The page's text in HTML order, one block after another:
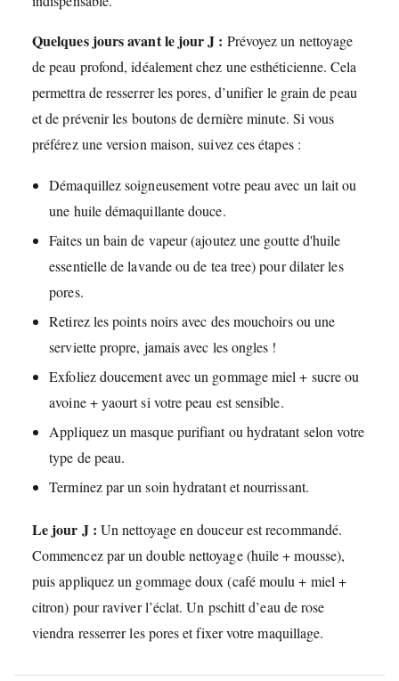
Quelques jours avant le jour J : Prévoyez un nettoyage
de peau profond, idéalement chez une esthéticienne. Cela
permettra de resserrer les pores, d’unifier le grain de peau
et de prévenir les boutons de dernière minute. Si vous
préférez une version maison, suivez ces étapes :
Démaquillez soigneusement votre peau avec un lait ou
une huile démaquillante douce.
Faites un bain de vapeur (ajoutez une goutte d'huile
essentielle de lavande ou de tea tree) pour dilater les
pores.
Retirez les points noirs avec des mouchoirs ou une
serviette propre, jamais avec les ongles !
Exfoliez doucement avec un gommage miel + sucre ou
avoine + yaourt si votre peau est sensible.
Appliquez un masque purifiant ou hydratant selon votre
type de peau.
Terminez par un soin hydratant et nourrissant.
Le jour J : Un nettoyage en douceur est recommandé.
Commencez par un double nettoyage (huile + mousse),
puis appliquez un gommage doux (café moulu + miel +
citron) pour raviver l’éclat. Un pschitt d’eau de rose
viendra resserrer les pores et fixer votre maquillage.